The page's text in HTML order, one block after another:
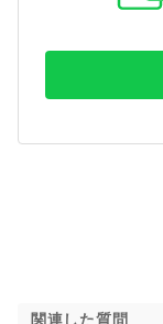
関連した質問